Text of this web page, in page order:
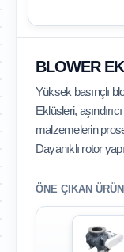
BLOWER
Yüksek basınçlı
Eklüsleri,
malzemelerin
Dayanıklı rotor
ÖNE ÇIKAN